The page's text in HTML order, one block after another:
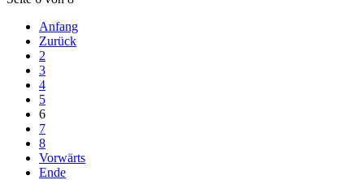
Anfang
Zurück
2
3
4
5
6
7
8
Vorwärts
Ende